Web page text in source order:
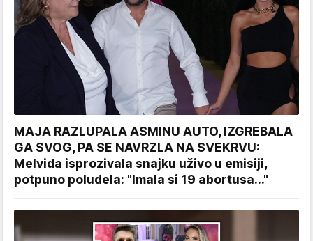
MAJA RAZLUPALA ASMINU AUTO, IZGREBALA
GA SVOG, PA SE NAVRZLA NA SVEKRVU:
Melvida isprozivala snajku uživo u emisiji,
potpuno poludela: "Imala si 19 abortusa..."